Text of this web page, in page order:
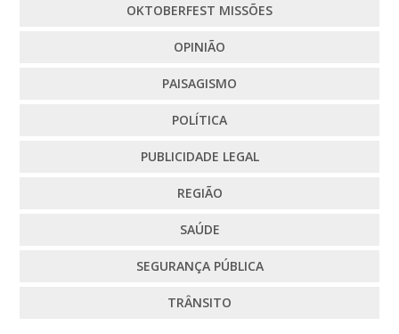
OKTOBERFEST MISSÕES
OPINIÃO
PAISAGISMO
POLÍTICA
PUBLICIDADE LEGAL
REGIÃO
SAÚDE
SEGURANÇA PÚBLICA
TRÂNSITO